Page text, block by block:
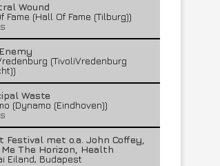
Wound
Fame (Hall Of Fame (Tilburg))
(TivoliVredenburg
Waste
(Dynamo (Eindhoven))
Festival met o.a. John Coffey,
The Horizon, Health
Eiland, Budapest